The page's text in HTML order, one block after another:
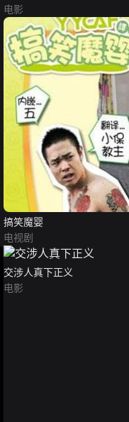
电影
搞笑魔婴
电视剧
交涉人真下正义
电影